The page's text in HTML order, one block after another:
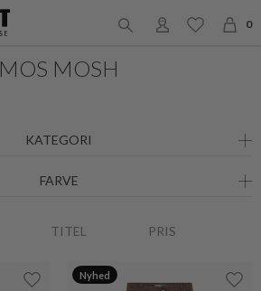
0
MOS MOSH
KATEGORI
FARVE
TITEL PRIS
Nyhed